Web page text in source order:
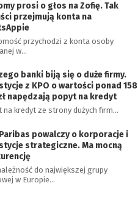
prosi o głos na Zofię. Tak
przejmują konta na
przychodzi z konta osoby
w…
banki biją się o duże firmy.
z KPO o wartości ponad 158
napędzają popyt na kredyt
na kredyt ze strony dużych firm…
Paribas powalczy o korporacje i
strategiczne. Ma mocną
do największej grupy
w Europie…